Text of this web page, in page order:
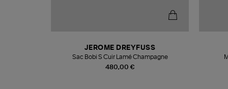
480,00 €
JEROME DREYFUSS
Sac Bobi S Cuir Lamé Champagne